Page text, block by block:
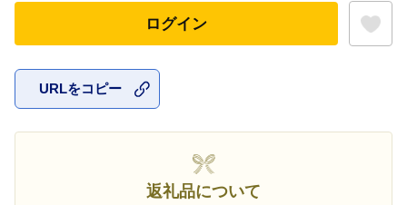
ログイン
URLをコピー
返礼品について